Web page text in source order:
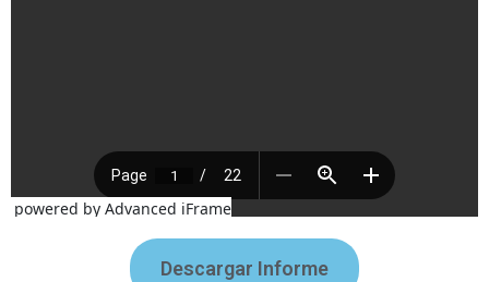
powered by Advanced iFrame
Descargar Informe